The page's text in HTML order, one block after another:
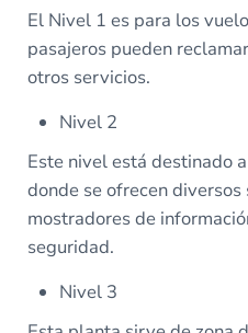
El Nivel 1 es para los
pasajeros pueden
otros servicios.
Nivel 2
Este nivel está destinado
donde se ofrecen diversos
mostradores de
seguridad.
Nivel 3